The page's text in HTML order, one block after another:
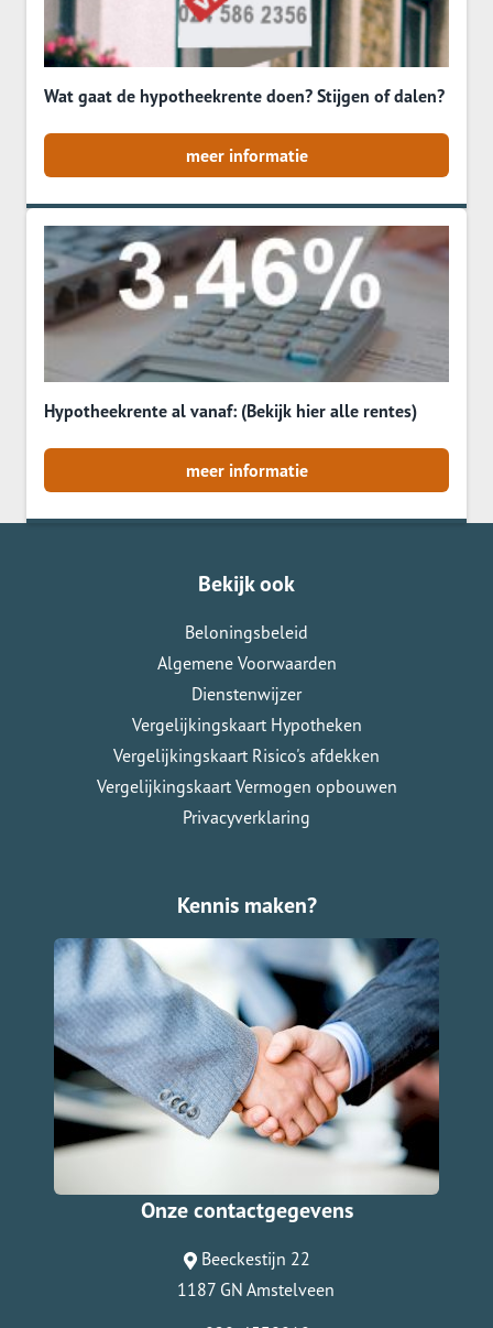
Wat gaat de hypotheekrente doen? Stijgen of dalen?
meer informatie
Hypotheekrente al vanaf: (Bekijk hier alle rentes)
meer informatie
Bekijk ook
Beloningsbeleid
Algemene Voorwaarden
Dienstenwijzer
Vergelijkingskaart Hypotheken
Vergelijkingskaart Risico's afdekken
Vergelijkingskaart Vermogen opbouwen
Privacyverklaring
Kennis maken?
Onze contactgegevens
Beeckestijn 22
1187 GN Amstelveen